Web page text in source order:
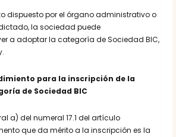
dispuesto por el órgano administrativo o
la sociedad puede
a adoptar la categoría de Sociedad BIC,
para la inscripción de la
de Sociedad BIC
a) del numeral 17.1 del artículo
que da mérito a la inscripción es la